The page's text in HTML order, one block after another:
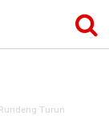
Turun